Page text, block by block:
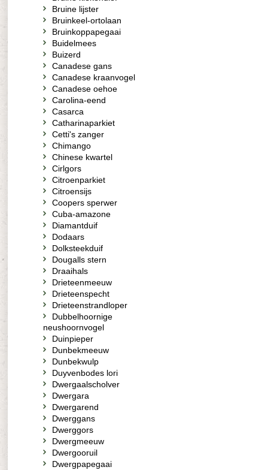
Bruine lijster
Bruinkeel-ortolaan
Bruinkoppapegaai
Buidelmees
Buizerd
Canadese gans
Canadese kraanvogel
Canadese oehoe
Carolina-eend
Casarca
Catharinaparkiet
Cetti's zanger
Chimango
Chinese kwartel
Cirlgors
Citroenparkiet
Citroensijs
Coopers sperwer
Cuba-amazone
Diamantduif
Dodaars
Dolksteekduif
Dougalls stern
Draaihals
Drieteenmeeuw
Drieteenspecht
Drieteenstrandloper
Dubbelhoornige
neushoornvogel
Duinpieper
Dunbekmeeuw
Dunbekwulp
Duyvenbodes lori
Dwergaalscholver
Dwergara
Dwergarend
Dwerggans
Dwerggors
Dwergmeeuw
Dwergooruil
Dwergpapegaai